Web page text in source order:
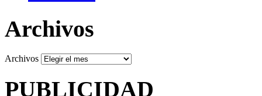
Archivos
Archivos
PUBLICIDAD